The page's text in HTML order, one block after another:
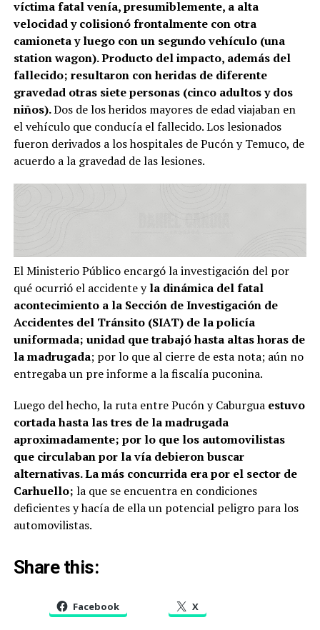
víctima fatal venía, presumiblemente, a alta
velocidad y colisionó frontalmente con otra
camioneta y luego con un segundo vehículo (una
station wagon). Producto del impacto, además del
fallecido; resultaron con heridas de diferente
gravedad otras siete personas (cinco adultos y dos
niños).Dos de los heridos mayores de edad viajaban en
el vehículo que conducía el fallecido. Los lesionados
fueron derivados a los hospitales de Pucón y Temuco, de
acuerdo a la gravedad de las lesiones.
El Ministerio Público encargó la investigación del por
qué ocurrió el accidente yla dinámica del fatal
acontecimiento a la Sección de Investigación de
Accidentes del Tránsito (SIAT) de la policía
uniformada; unidad que trabajó hasta altas horas de
la madrugada; por lo que al cierre de esta nota; aún no
entregaba un pre informe a la fiscalía puconina.
Luego del hecho, la ruta entre Pucón y Caburgua estuvo
cortada hasta las tres de la madrugada
aproximadamente; por lo que los automovilistas
que circulaban por la vía debieron buscar
alternativas. La más concurrida era por el sector de
Carhuello; la que se encuentra en condiciones
deficientes y hacía de ella un potencial peligro para los
automovilistas.
Share this:
Facebook X